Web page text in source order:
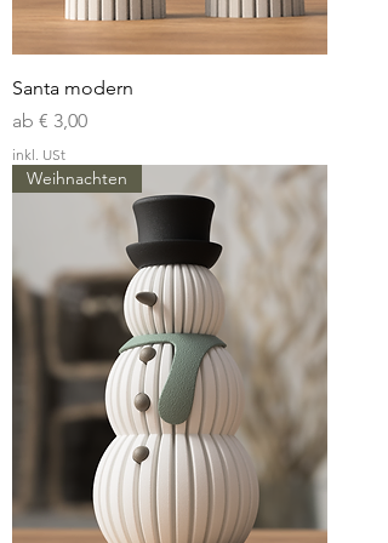
Santa modern
ab € 3,00
Sale-Preis
inkl. USt
Weihnachten